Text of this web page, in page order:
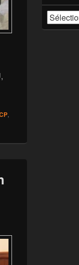
toutes ses
,
Catégories